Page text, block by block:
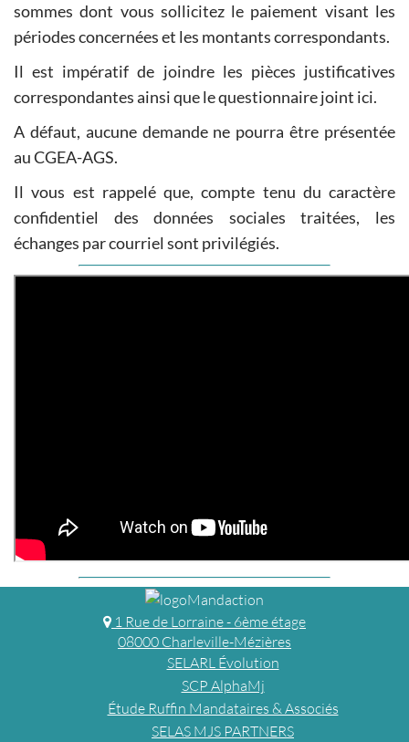
sommes dont vous sollicitez le paiement visant les
périodes concernées et les montants correspondants.
Il est impératif de joindre les pièces justificatives
correspondantes ainsi que le questionnaire joint ici.
A défaut, aucune demande ne pourra être présentée
au CGEA-AGS.
Il vous est rappelé que, compte tenu du caractère
confidentiel des données sociales traitées, les
échanges par courriel sont privilégiés.
1 Rue de Lorraine - 6ème étage
08000 Charleville-Mézières
SELARL Évolution
SCP AlphaMj
Étude Ruffin Mandataires & Associés
SELAS MJS PARTNERS